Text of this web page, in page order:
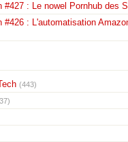
#427 : Le nowel Pornhub des
#426 : L'automatisation
(443)